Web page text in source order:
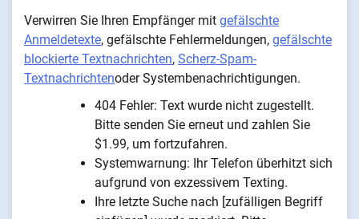
Verwirren Sie Ihren Empfänger mit gefälschte
Anmeldetexte, gefälschte Fehlermeldungen, gefälschte
blockierte Textnachrichten, Scherz-Spam-
Textnachrichtenoder Systembenachrichtigungen.
404 Fehler: Text wurde nicht zugestellt.
Bitte senden Sie erneut und zahlen Sie
$1.99, um fortzufahren.
Systemwarnung: Ihr Telefon überhitzt sich
aufgrund von exzessivem Texting.
Ihre letzte Suche nach [zufälligen Begriff